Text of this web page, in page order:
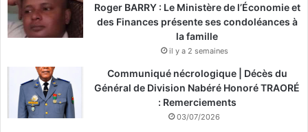
Roger BARRY : Le Ministère de l’Économie et
des Finances présente ses condoléances à
la famille
il y a 2 semaines
Communiqué nécrologique | Décès du
Général de Division Nabéré Honoré TRAORÉ
: Remerciements
03/07/2026